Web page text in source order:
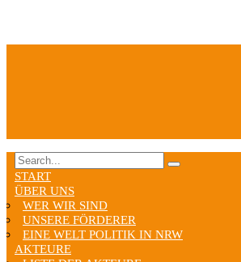
START
ÜBER UNS
WER WIR SIND
UNSERE FÖRDERER
EINE WELT POLITIK IN NRW
AKTEURE